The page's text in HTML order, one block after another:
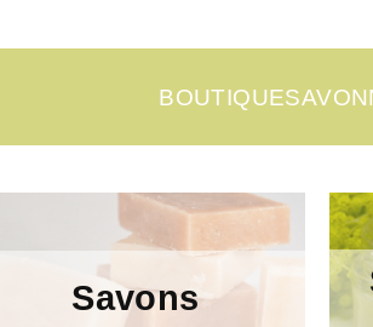
BOUTIQUE
Savons